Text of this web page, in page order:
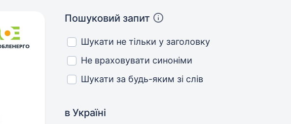
Пошуковий запит
Шукати не тільки у заголовку
Не враховувати синоніми
Шукати за будь-яким зі слів
в Україні